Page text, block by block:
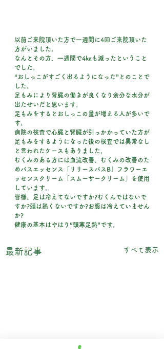
以前ご来院頂いた方で一週間に4回ご来院頂いた
方がいました。
なんとその方、一週間で4㎏も減ったということ
でした。
“おしっこがすごく出るようになった”とのことで
した。
足もみにより腎臓の働きが良くなり余分な水分が
出たせいだと思います。
足もみをするとおしっこの量が増える人が多いで
す。
病院の検査で心臓と腎臓が引っかかっていた方が
足もみをするようになった後の検査では異常なし
と言われたケースもありました。
むくみのある方には血流改善、むくみの改善のた
めバスエッセンス「リリースバスB」フラワーエ
ッセンスクリーム「スムーサークリーム」を使用
しています。
皆様、足は冷えてないですか?むくんではないで
すか?頭は熱くないですか?お腹は冷えていません
か?
健康の基本はやはり“頭寒足熱”です。
最新記事 すべて表示